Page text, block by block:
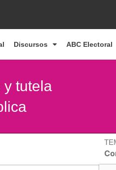
Discursos ABC Electoral
y tutela